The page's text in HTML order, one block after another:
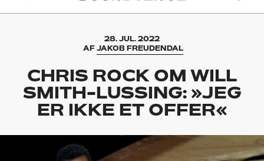
28. JUL. 2022
AFJAKOB FREUDENDAL
CHRIS ROCK OM WILL
SMITH-LUSSING: »JEG
ER IKKE ET OFFER«